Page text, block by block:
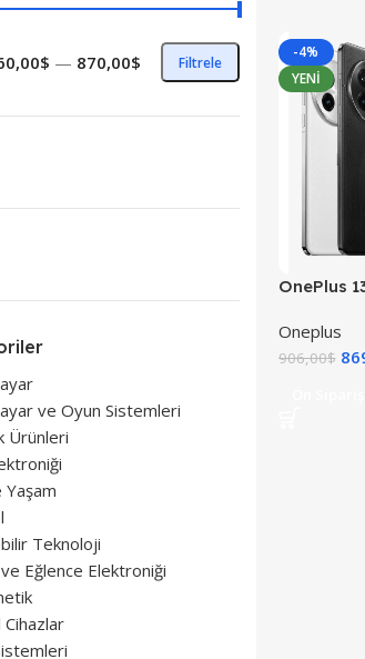
Filtrele
— 870,00$
ve Oyun Sistemleri
Ürünleri
Yaşam
Teknoloji
Eğlence Elektroniği
Cihazlar
-4%
YENI
OnePlus
Oneplus
906,00$